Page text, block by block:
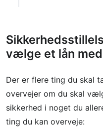
vælge et lån
Der er flere ting du skal
overvejer om du skal
sikkerhed i noget du
ting du kan overveje: